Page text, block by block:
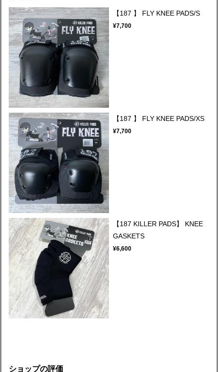
【187 】 FLY KNEE PADS/S
¥7,700
【187 】 FLY KNEE PADS/XS
¥7,700
【187 KILLER PADS】 KNEE
GASKETS
¥6,600
ショップの評価